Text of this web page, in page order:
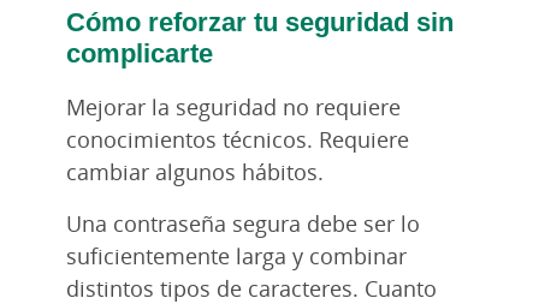
Cómo reforzar tu seguridad sin
complicarte
Mejorar la seguridad no requiere
conocimientos técnicos. Requiere
cambiar algunos hábitos.
Una contraseña segura debe ser lo
suficientemente larga y combinar
distintos tipos de caracteres. Cuanto